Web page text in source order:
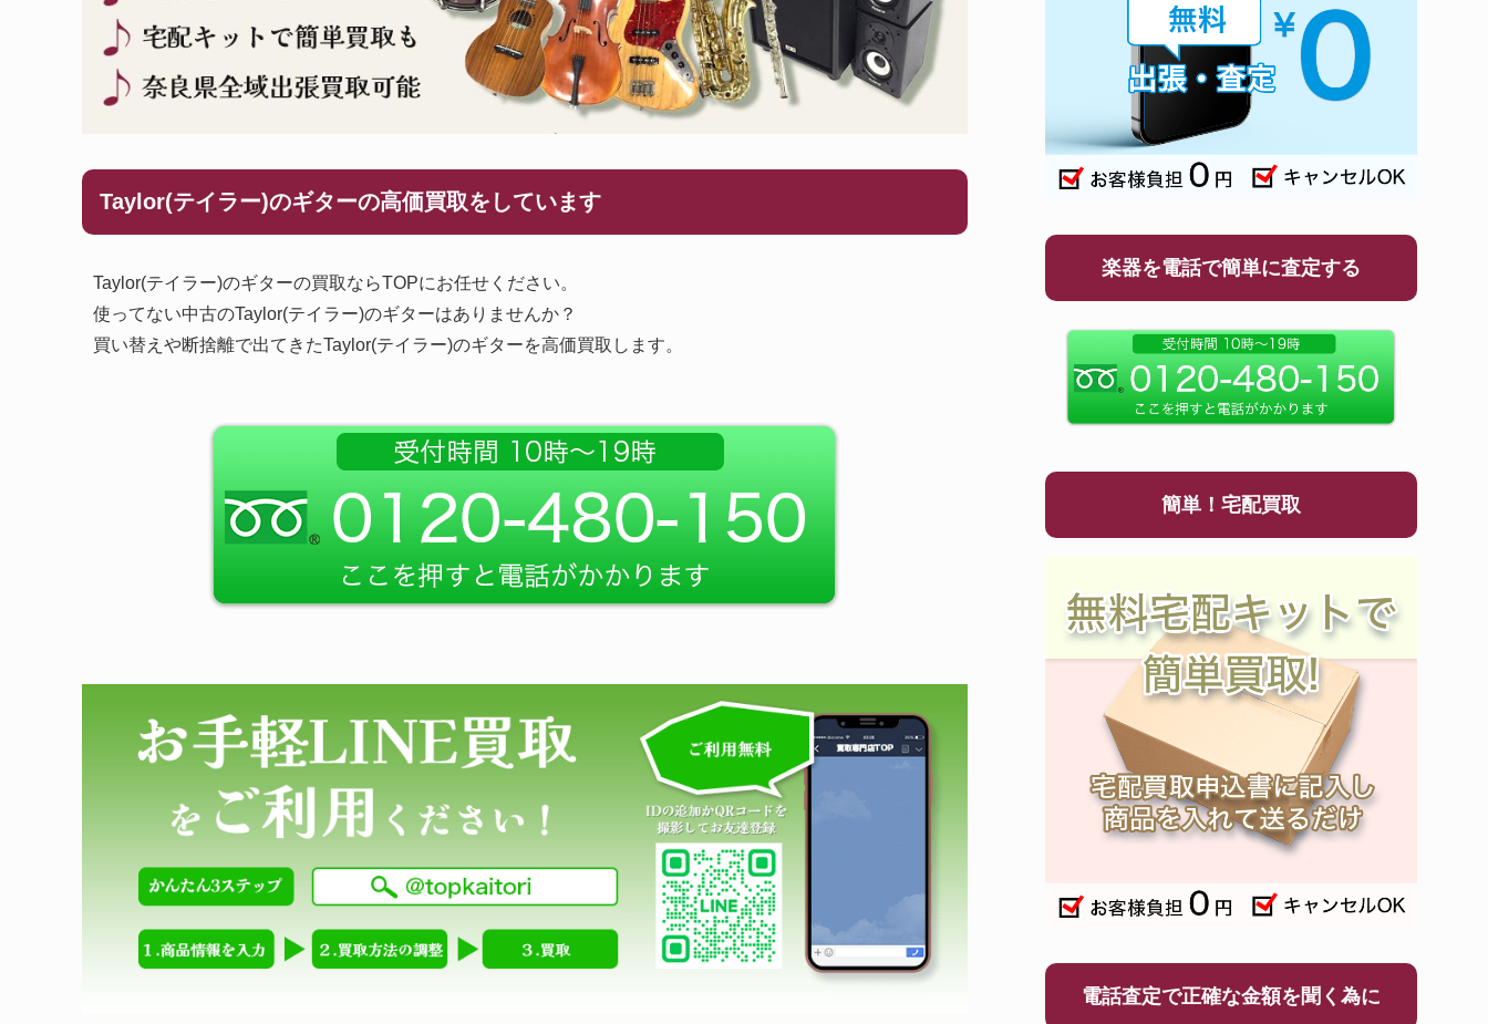
Taylor(テイラー)のギターの高価買取をしています
Taylor(テイラー)のギターの買取ならTOPにお任せください。
使ってない中古のTaylor(テイラー)のギターはありませんか？
買い替えや断捨離で出てきたTaylor(テイラー)のギターを高価買取します。
楽器を電話で簡単に査定する
簡単！宅配買取
電話査定で正確な金額を聞く為に